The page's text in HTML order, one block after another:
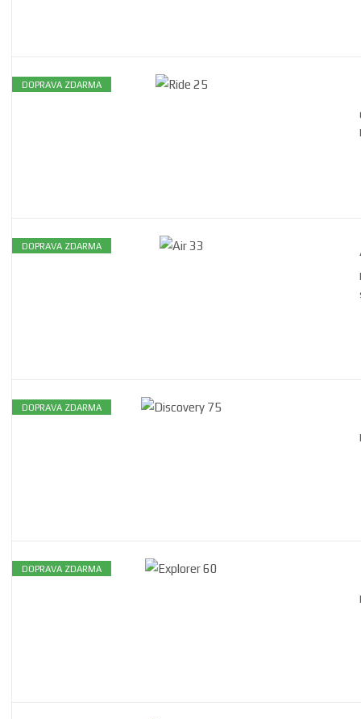
DOPRAVA ZDARMA
DOPRAVA ZDARMA
DOPRAVA ZDARMA
DOPRAVA ZDARMA